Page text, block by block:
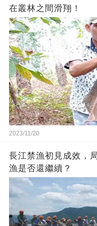
在叢林之間滑翔！
2023/11/20
長江禁漁初見成效，
漁是否還繼續？